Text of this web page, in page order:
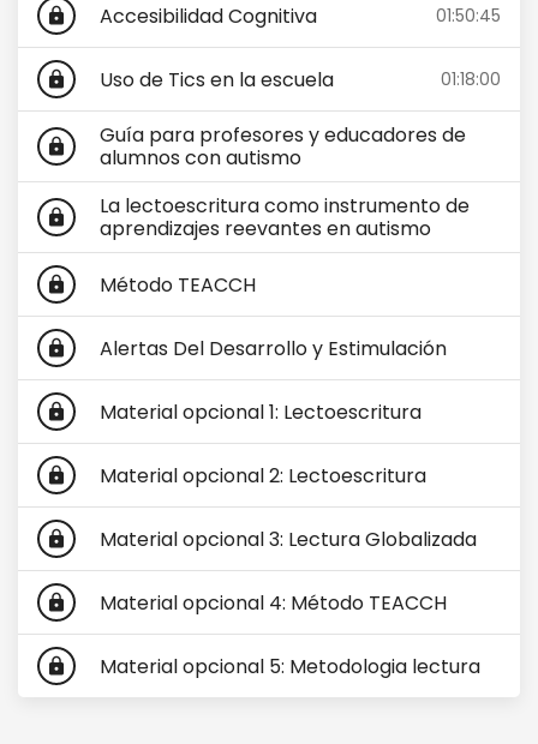
lock Accesibilidad Cognitiva 01:50:45
lock Uso de Tics en la escuela 01:18:00
lock
Guía para profesores y educadores de
alumnos con autismo
lock
La lectoescritura como instrumento de
aprendizajes reevantes en autismo
lock Método TEACCH
lock Alertas Del Desarrollo y Estimulación
lock Material opcional 1: Lectoescritura
lock Material opcional 2: Lectoescritura
lock Material opcional 3: Lectura Globalizada
lock Material opcional 4: Método TEACCH
lock Material opcional 5: Metodologia lectura